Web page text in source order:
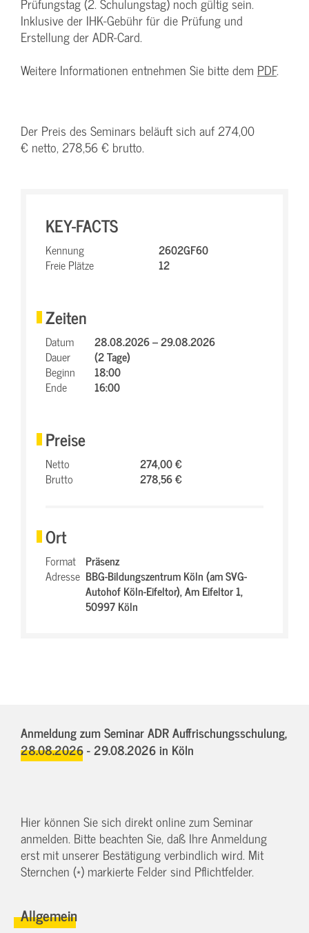
Inklusive der IHK-Gebühr für die Prüfung und
Erstellung der ADR-Card.
Weitere Informationen entnehmen Sie bitte dem PDF.
Der Preis des Seminars beläuft sich auf 274,00
€ netto, 278,56 € brutto.
KEY-FACTS
Kennung
2602GF60
Freie Plätze
12
Zeiten
Datum
28.08.2026 – 29.08.2026
Dauer
(2 Tage)
Beginn
18:00
Ende
16:00
Preise
Netto
274,00 €
Brutto
278,56 €
Ort
Format Präsenz
Adresse BBG-Bildungszentrum Köln (am SVG-
Autohof Köln-Eifeltor),Am Eifeltor 1,
50997 Köln
Anmeldung zum Seminar ADR Auffrischungsschulung,
28.08.2026 - 29.08.2026in Köln
Hier können Sie sich direkt online zum Seminar
anmelden. Bitte beachten Sie, daß Ihre Anmeldung
erst mit unserer Bestätigung verbindlich wird. Mit
Sternchen (*) markierte Felder sind Pflichtfelder.
Allgemein